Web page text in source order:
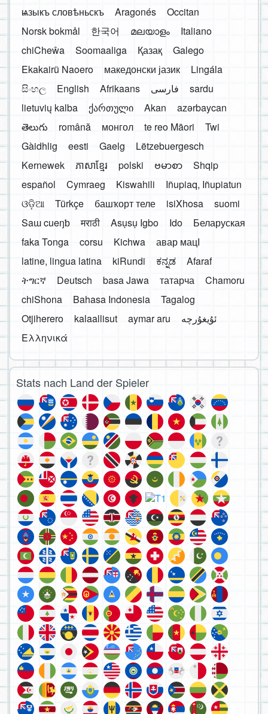
ѩзыкъ словѣньскъ
Aragonés
Occitan
Norsk bokmål
한국어 മലയാളം
Italiano
chiCheŵa
Soomaaliga Қазақ
Galego
Ekakairũ Naoero
македонски јазик
Lingála
සිංහල
English Afrikaans فارسی
sardu
lietuvių kalba
ქართული Akan
azərbaycan
తెలుగు
română монгол te reo Māori
Twi
Gàidhlig
eesti Gaelg
Lëtzebuergesch
Kernewek
ភាសាខ្មែរ polski ဗမာစာ
Shqip
español
Cymraeg Kiswahili
Iñupiaq, Iñupiatun
ଓଡ଼ିଆ
Türkçe башҡорт теле isiXhosa
suomi
Saɯ cueŋƅ
मराठी Asụsụ Igbo Ido
Беларуская
faka Tonga
corsu Kichwa
авар мацӀ
latine, lingua latina
kiRundi ಕನ್ನಡ
Afaraf
ትግርኛ
Deutsch basa Jawa татарча
Chamoru
chiShona
Bahasa Indonesia
Tagalog
Otjiherero
kalaallisut aymar aru
Ελληνικά
Stats nach Land der Spieler